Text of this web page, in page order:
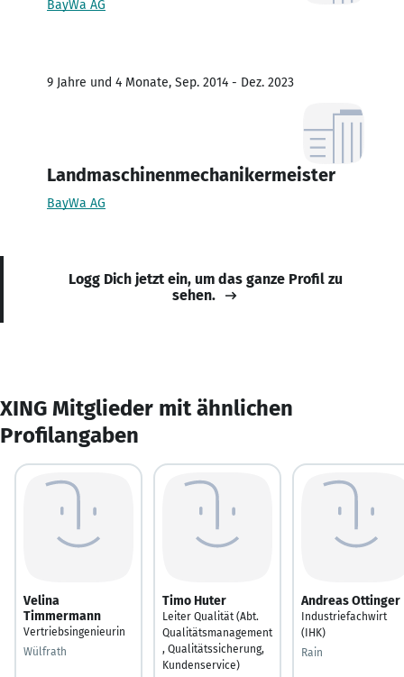
BayWa AG
9 Jahre und 4 Monate, Sep. 2014 - Dez. 2023
Landmaschinenmechanikermeister
BayWa AG
Logg Dich jetzt ein, um das ganze Profil zu
sehen.
XING Mitglieder mit ähnlichen
Profilangaben
Velina
Timmermann
Vertriebsingenieurin
Wülfrath
Timo Huter
Leiter Qualität (Abt.
Qualitätsmanagement
, Qualitätssicherung,
Kundenservice)
Andreas Ottinger
Industriefachwirt
(IHK)
Rain